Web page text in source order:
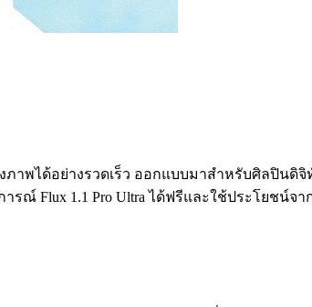
ภาพได้อย่างรวดเร็ว ออกแบบมาสำหรับศิลปินดิ
Flux 1.1 Pro Ultra ได้ฟรีและใช้ประโยชน์จ